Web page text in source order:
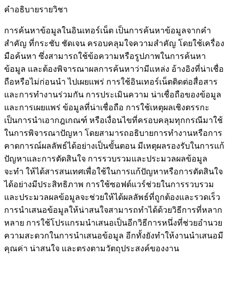
คำอธิบายรายวิชา
การค้นหาข้อมูลในอินเทอร์เน็ต เป็นการค้นหาข้อมูลจากคำ
สำคัญ ที่กระชับ ชัดเจน ครอบคลุมใจความสำคัญ โดยใช้เครื่อง
มือค้นหา ซึ่งสามารถใช้ข้อความหรือรูปภาพในการค้นหา
ข้อมูล และต้องพิจารณาผลการค้นหาว่ามีแหล่ง อ้างอิงที่น่าเชื่อ
ถือหรือไม่ก่อนนำ ไปเผยแพร่ การใช้อินเทอร์เน็ตติดต่อสื่อสาร
และการทำงานร่วมกัน การประเมินความ น่าเชื่อถือของข้อมูล
และการเผยแพร่ ข้อมูลที่น่าเชื่อถือ การใช้เหตุผลเชิงตรรกะ
เป็นการนำเอากฎเกณฑ์ หรือเงื่อนไขที่ครอบคลุมทุกกรณีมาใช้
ในการพิจารณาปัญหา โดยสามารถอธิบายการทำงานหรือการ
คาดการณ์ผลลัพธ์ได้อย่างเป็นขั้นตอน มีเหตุผลรองรับในการแก้
ปัญหาและการตัดสินใจ การรวบรวมและประมวลผลข้อมูล
จะทำ ให้ได้สารสนเทศเพื่อใช้ในการแก้ปัญหาหรือการตัดสินใจ
ได้อย่างมีประสิทธิภาพ การใช้ซอฟต์แวร์ช่วยในการรวบรวม
และประมวลผลข้อมูลจะช่วยให้ได้ผลลัพธ์ที่ถูกต้องและรวดเร็ว
การนำเสนอข้อมูลให้น่าสนใจสามารถทำได้ด้วยวิธีการที่หลาก
หลาย การใช้โปรแกรมนำเสนอเป็นอีกวิธีการหนึ่งที่ช่วยอำนวย
ความสะดวกในการนำเสนอข้อมูล อีกทั้งยังทำให้งานนำเสนอมี
คุณค่า น่าสนใจ และตรงตามวัตถุประสงค์ของงาน